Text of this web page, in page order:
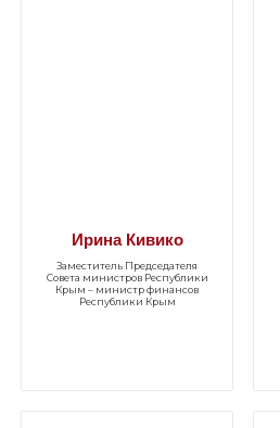
Ирина Кивико
Заместитель Председателя
Совета министров Республики
Крым – министр финансов
Республики Крым